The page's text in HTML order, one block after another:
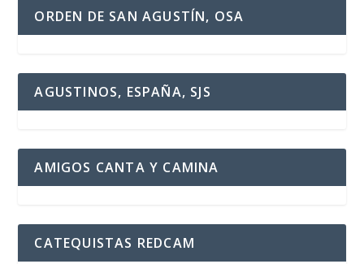
ORDEN DE SAN AGUSTÍN, OSA
AGUSTINOS, ESPAÑA, SJS
AMIGOS CANTA Y CAMINA
CATEQUISTAS REDCAM